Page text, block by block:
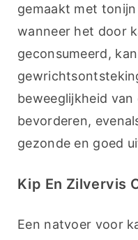
gemaakt met
wanneer het door
geconsumeerd,
beweeglijkheid
bevorderen,
gezonde en goed
Kip En Zilvervis
Een natvoer voor